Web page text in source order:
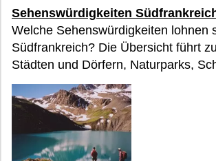
Sehenswürdigkeiten
Welche Sehenswürdigkeiten lohnen
Südfrankreich? Die Übersicht führt
Städten und Dörfern, Naturparks,